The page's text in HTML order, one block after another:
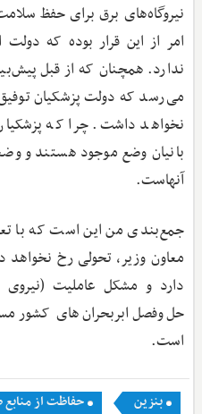
نیروگاه‌های برق برای حفظ
امر از این قرار بوده که دولت
ندارد. همچنان که از قبل
می‌رسد که دولت پزشکیان
نخواهد داشت. چرا که
بانیان وضع موجود هستند و
آنهاست.
جمع‌بندی من این است که با
معاون وزیر، تحولی رخ
دارد و مشکل عاملیت (نیروی
حل‌وفصل ابربحران‌های کشور
است.
بنزین حفاظت از